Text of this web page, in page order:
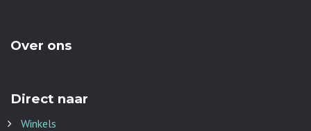
Over ons
Direct naar
Winkels